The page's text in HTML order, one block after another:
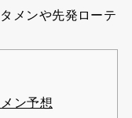
メンや先発ローテ
ン予想